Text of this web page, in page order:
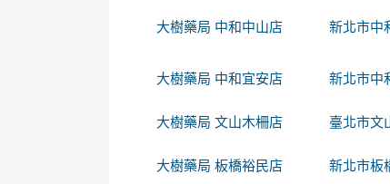
大樹藥局 中和中山店 新北市中
大樹藥局 中和宜安店 新北市中
大樹藥局 文山木柵店 臺北市文
大樹藥局 板橋裕民店 新北市板